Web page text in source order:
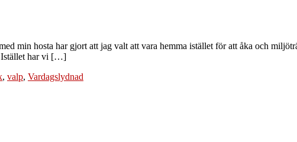
min hosta har gjort att jag valt att vara hemma istället för att åka och
Istället har vi […]
, valp, Vardagslydnad